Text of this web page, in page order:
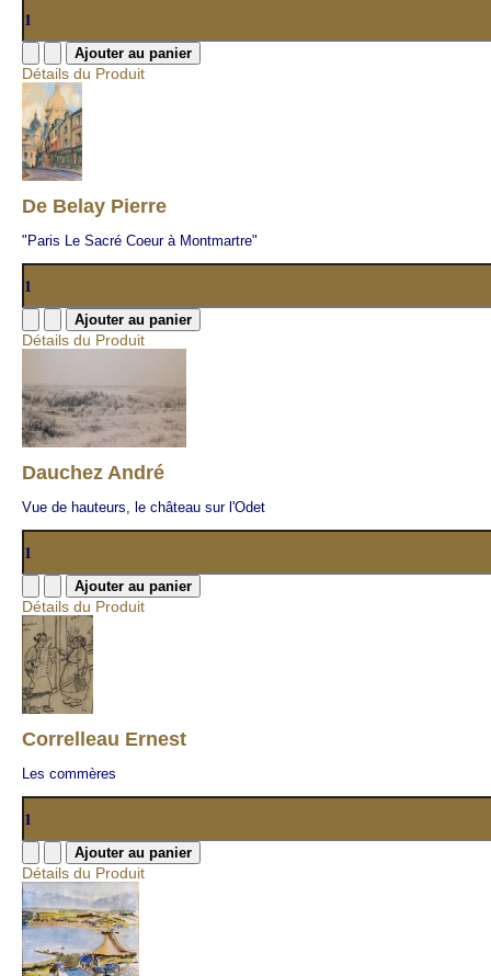
Détails du Produit
De Belay Pierre
"Paris Le Sacré Coeur à Montmartre"
Détails du Produit
Dauchez André
Vue de hauteurs, le château sur l'Odet
Détails du Produit
Correlleau Ernest
Les commères
Détails du Produit